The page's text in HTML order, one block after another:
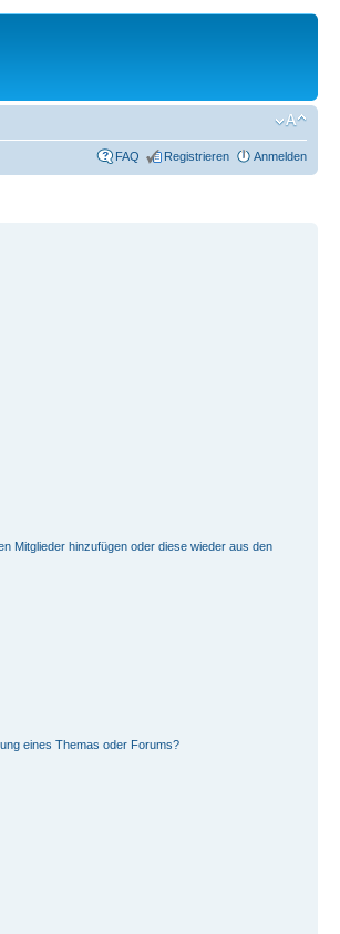
FAQ Registrieren Anmelden
Mitglieder hinzufügen oder diese wieder aus den
eines Themas oder Forums?